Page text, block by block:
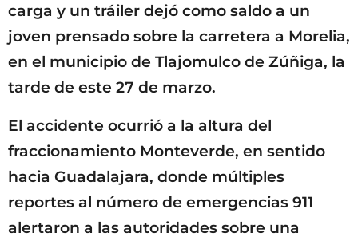
carga y un tráiler dejó como saldo a un
joven prensado sobre la carretera a Morelia,
en el municipio de Tlajomulco de Zúñiga, la
tarde de este 27 de marzo.
El accidente ocurrió a la altura del
fraccionamiento Monteverde, en sentido
hacia Guadalajara, donde múltiples
reportes al número de emergencias 911
alertaron a las autoridades sobre una